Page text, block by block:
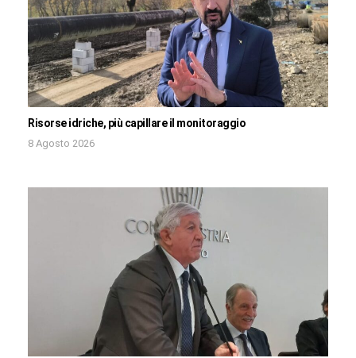
Risorse idriche, più capillare il monitoraggio
8 Agosto 2026